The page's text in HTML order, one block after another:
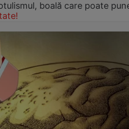
boală care poate